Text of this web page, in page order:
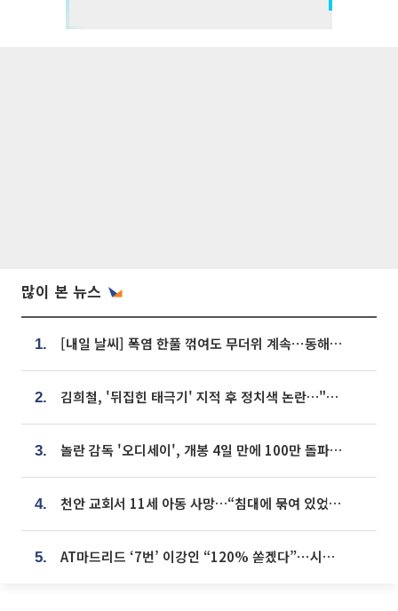
많이 본 뉴스
1. [내일 날씨] 폭염 한풀 꺾여도 무더위 계속⋯동해안 이틀 연속 비
2. 김희철, '뒤집힌 태극기' 지적 후 정치색 논란…"좌우 떠나 우리나라 국기"
3. 놀란 감독 '오디세이', 개봉 4일 만에 100만 돌파⋯'왕사남' 보다 빠르다
4. 천안 교회서 11세 아동 사망…“침대에 묶여 있었다” 진술 확보
5. AT마드리드 ‘7번’ 이강인 “120% 쏟겠다”⋯시메오네 감독 “필요한 선수”